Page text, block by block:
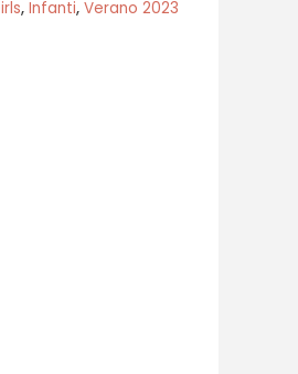
, Infanti, Verano 2023